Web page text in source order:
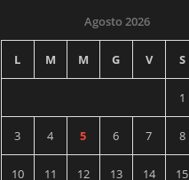
Agosto 2026
L M M G V S
1
3 4 5 6 7 8
10 11 12 13 14 15